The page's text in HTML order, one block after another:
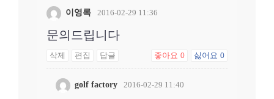
이영록 2016-02-29 11:36
문의드립니다
삭제 편집 답글 좋아요0 싫어요0
golf factory 2016-02-29 11:40